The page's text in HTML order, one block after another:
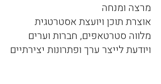
מרצה ומנחה
אוצרת תוכן ויועצת אסטרטגית
מלווה סטרטאפים, חברות וערים
ויודעת לייצר ערך ופתרונות יצירתיים